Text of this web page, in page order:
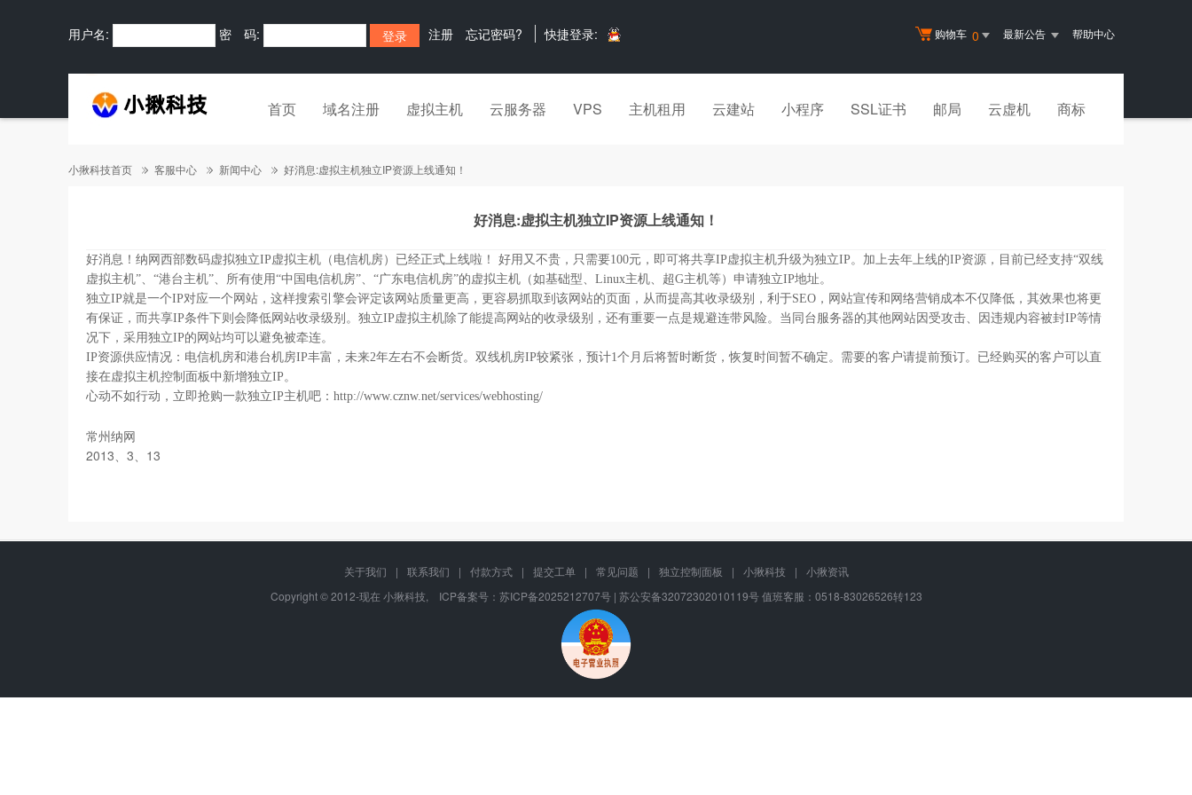
购物车 0 最新公告 帮助中心
用户名: 密 码: 注册 忘记密码? 快捷登录:
首页 域名注册 虚拟主机 云服务器 VPS 主机租用 云建站 小程序 SSL证书 邮局 云虚机 商标
小揪科技首页 客服中心 新闻中心 好消息:虚拟主机独立IP资源上线通知！
好消息:虚拟主机独立IP资源上线通知！
好消息！纳网西部数码虚拟独立IP虚拟主机（电信机房）已经正式上线啦！ 好用又不贵，只需要100元，即可将共享IP虚拟主机升级为独立IP。加上去年上线的IP资源，目前已经支持“双线
虚拟主机”、“港台主机”、所有使用“中国电信机房”、“广东电信机房”的虚拟主机（如基础型、Linux主机、超G主机等）申请独立IP地址。
独立IP就是一个IP对应一个网站，这样搜索引擎会评定该网站质量更高，更容易抓取到该网站的页面，从而提高其收录级别，利于SEO，网站宣传和网络营销成本不仅降低，其效果也将更
有保证，而共享IP条件下则会降低网站收录级别。独立IP虚拟主机除了能提高网站的收录级别，还有重要一点是规避连带风险。当同台服务器的其他网站因受攻击、因违规内容被封IP等情
况下，采用独立IP的网站均可以避免被牵连。
IP资源供应情况：电信机房和港台机房IP丰富，未来2年左右不会断货。双线机房IP较紧张，预计1个月后将暂时断货，恢复时间暂不确定。需要的客户请提前预订。已经购买的客户可以直
接在虚拟主机控制面板中新增独立IP。
心动不如行动，立即抢购一款独立IP主机吧： http://www.cznw.net/services/webhosting/
常州纳网
2013、3、13
关于我们 | 联系我们 | 付款方式 | 提交工单 | 常见问题 | 独立控制面板 | 小揪科技 |
小揪资讯
Copyright © 2012-现在 小揪科技, ICP备案号： 苏ICP备2025212707号 | 苏公安备32072302010119号值班客服：0518-83026526转123